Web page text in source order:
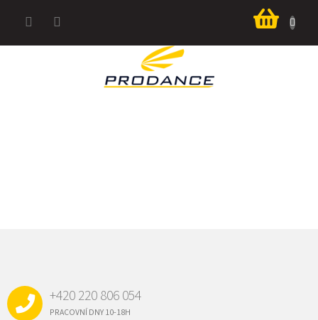
košík
+420 220 806 054
PRACOVNÍ DNY 10-18H